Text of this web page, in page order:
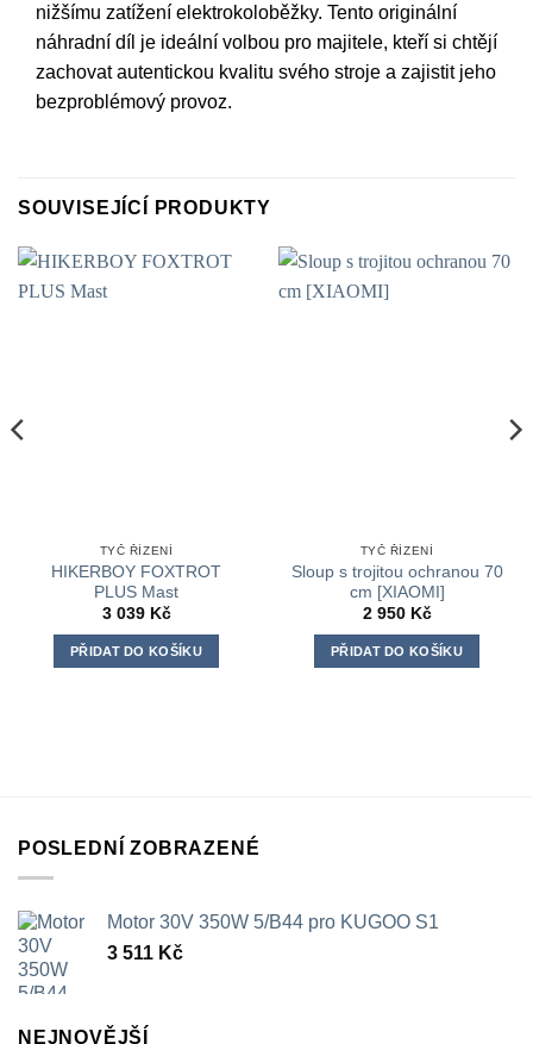
nižšímu zatížení elektrokoloběžky. Tento originální
náhradní díl je ideální volbou pro majitele, kteří si chtějí
zachovat autentickou kvalitu svého stroje a zajistit jeho
bezproblémový provoz.
SOUVISEJÍCÍ PRODUKTY
TYČ ŘÍZENÍ
HIKERBOY FOXTROT
PLUS Mast
3 039 Kč
PŘIDAT DO KOŠÍKU
TYČ ŘÍZENÍ
Sloup s trojitou ochranou 70
cm [XIAOMI]
2 950 Kč
PŘIDAT DO KOŠÍKU
POSLEDNÍ ZOBRAZENÉ
Motor 30V 350W 5/B44 pro KUGOO S1
3 511 Kč
NEJNOVĚJŠÍ